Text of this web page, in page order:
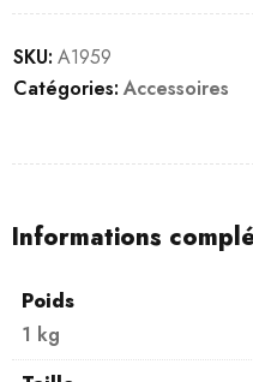
SKU: A1959
Catégories: Accessoires
Informations
Poids
1 kg